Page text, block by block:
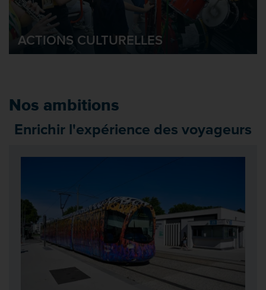
ACTIONS CULTURELLES
Nos ambitions
Enrichir l'expérience des voyageurs